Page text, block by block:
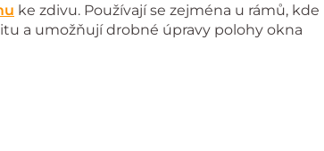
ke zdivu. Používají se zejména u rámů, kde
a umožňují drobné úpravy polohy okna